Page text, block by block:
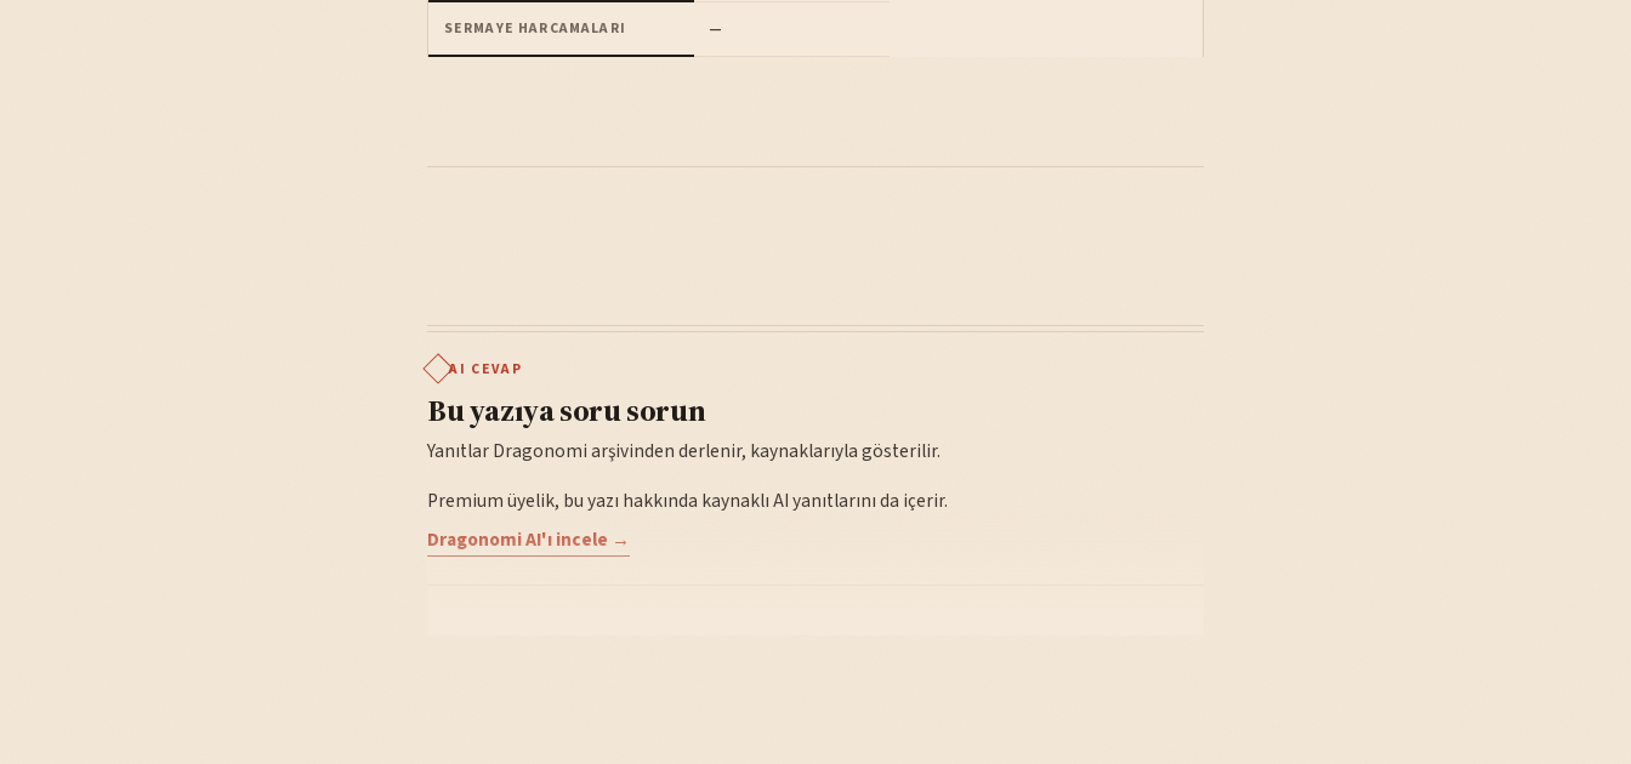
SERMAYE HARCAMALARI —
AI CEVAP
Bu yazıya soru sorun
Yanıtlar Dragonomi arşivinden derlenir, kaynaklarıyla gösterilir.
Premium üyelik, bu yazı hakkında kaynaklı AI yanıtlarını da içerir.
Dragonomi AI'ı incele →